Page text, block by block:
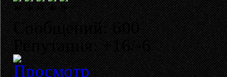
Сообщений: 600
Репутация: +16/-6